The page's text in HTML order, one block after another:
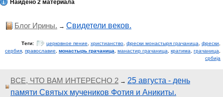
Найдено 2 материала
Блог Ирины. → Свидетели веков.
Теги: церковное пение христианство фрески монастыря грачаница фрески
сербия православие монастырь грачаница манастир грачаница кратима грачаница
cрбија
ВСЕ, ЧТО ВАМ ИНТЕРЕСНО 2 → 25 августа - день
памяти Святых мучеников Фотия и Аникиты.